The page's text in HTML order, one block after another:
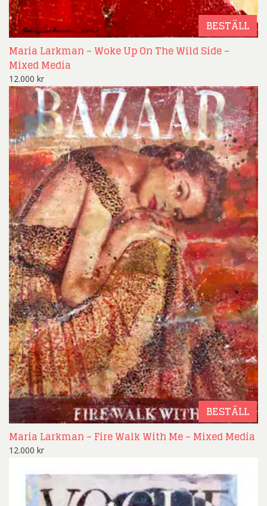
BESTÄLL
Maria Larkman – Woke Up On The Wild Side –
Mixed Media
12.000 kr
BESTÄLL
Maria Larkman – Fire Walk With Me – Mixed Media
12.000 kr